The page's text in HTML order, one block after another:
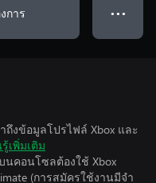
การ ● ● ●
ถึงข้อมูลโปรไฟล์ Xbox และ
เพิ่มเติม
นคอนโซลต้องใช้ Xbox
(การสมัครใช้งานมีจํา